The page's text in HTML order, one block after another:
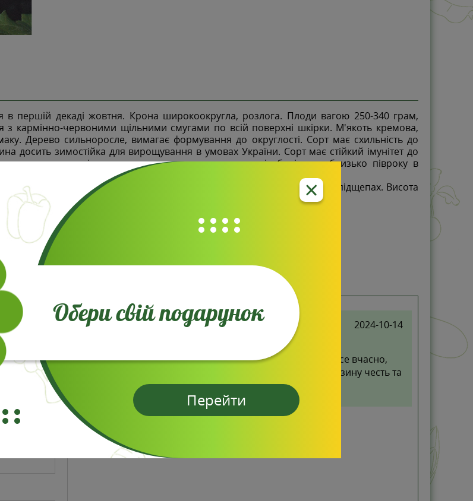
першій декаді жовтня. Крона широкоокругла, розлога. Плоди вагою 250-340 грам,
з кармінно-червоними щільними смугами по всій поверхні шкірки. М'якоть кремова,
Дерево сильноросле, вимагає формування до округлості. Сорт має схильність до
досить зимостійка для вирощування в умовах України. Сорт має стійкий імунітет до
починають знімати з дерева на початку жовтня і зберігають близько півроку в
кореневу систему, витривалі, більш продуктивні, ніж на інших підщепах. Висота
Відгуки
2024-10-14
Надійшла посилка з саджанцем, дуже задоволена, все вчасно,
саджанець акуратно упакований. Працівникам магазину честь та
хвала Молодці!
Обери свій подарунок
Перейти